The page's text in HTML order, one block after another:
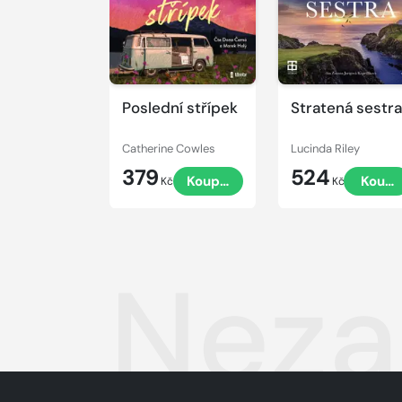
Poslední střípek
Catherine Cowles
379 Kč Koupit
Stratená sestra
Lucinda Riley
524 Kč